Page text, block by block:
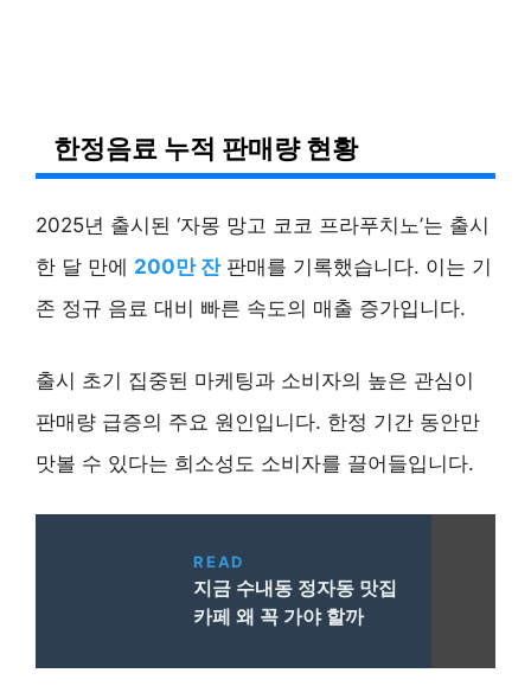
한정음료 누적 판매량 현황
2025년 출시된 ‘자몽 망고 코코 프라푸치노’는 출시
한 달 만에 200만 잔판매를 기록했습니다. 이는 기
존 정규 음료 대비 빠른 속도의 매출 증가입니다.
출시 초기 집중된 마케팅과 소비자의 높은 관심이
판매량 급증의 주요 원인입니다. 한정 기간 동안만
맛볼 수 있다는 희소성도 소비자를 끌어들입니다.
READ
지금 수내동 정자동 맛집
카페 왜 꼭 가야 할까